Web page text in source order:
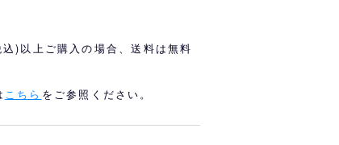
)以上ご購入の場合、送料は無料
こちら をご参照ください。